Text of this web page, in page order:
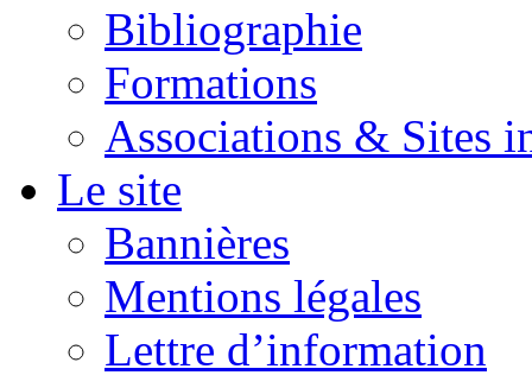
Bibliographie
Formations
Associations & Sites
Le site
Bannières
Mentions légales
Lettre d’information